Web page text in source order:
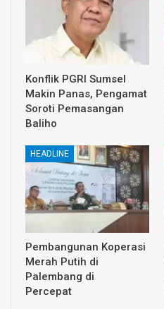
Konflik PGRI Sumsel
Makin Panas, Pengamat
Soroti Pemasangan
Baliho
HEADLINE
Pembangunan Koperasi
Merah Putih di
Palembang di
Percepat